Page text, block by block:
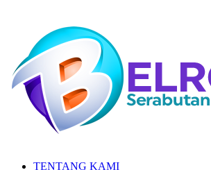
content
TENTANG KAMI